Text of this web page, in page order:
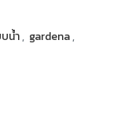
น้ำ, gardena,